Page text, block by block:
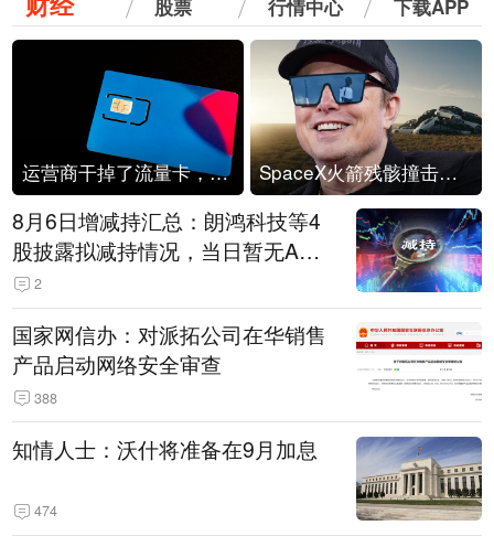
股票 行情中心 下载APP
运营商干掉了流量卡，他们真的玩不起了 SpaceX火箭残骸撞击月球
8月6日增减持汇总：朗鸿科技等4
股披露拟减持情况，当日暂无A股
公司披露拟增持情况（表）
2
国家网信办：对派拓公司在华销售
产品启动网络安全审查
388
知情人士：沃什将准备在9月加息
474